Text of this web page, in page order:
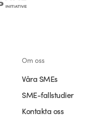
Om oss
Våra SMEs
SME-fallstudier
Kontakta oss